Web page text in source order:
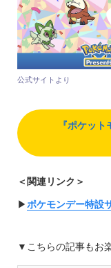
公式サイトより
『ポケッ
＜関連リンク＞
▶︎ポケモンデー特設
▼こちらの記事もお